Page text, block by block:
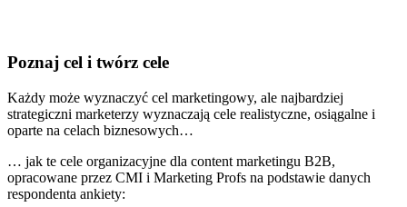
Poznaj cel i twórz cele
Każdy może wyznaczyć cel marketingowy, ale najbardziej
strategiczni marketerzy wyznaczają cele realistyczne, osiągalne i
oparte na celach biznesowych…
… jak te cele organizacyjne dla content marketingu B2B,
opracowane przez CMI i Marketing Profs na podstawie danych
respondenta ankiety: